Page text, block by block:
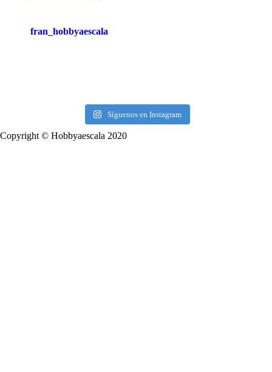
fran_hobbyaescala
Síguenos en Instagram
Copyright © Hobbyaescala 2020